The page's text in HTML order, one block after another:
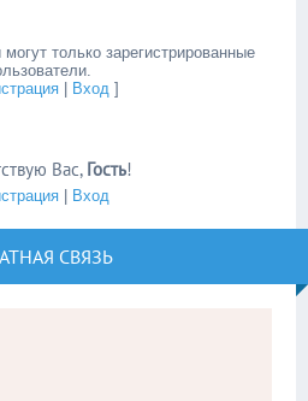
только зарегистрированные
| Вход]
Вас, Гость!
| Вход
СВЯЗЬ